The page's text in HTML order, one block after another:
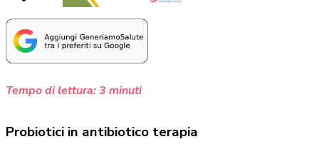
Tempo di lettura:3 minuti
Probiotici in antibiotico terapia